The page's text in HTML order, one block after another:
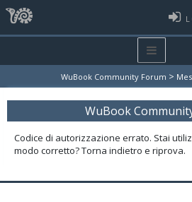
WuBook Community Forum >
WuBook
Codice di autorizzazione errato. Stai
modo corretto? Torna indietro e riprova.